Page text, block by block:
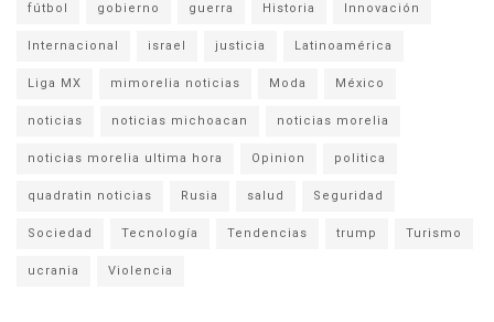
fútbol gobierno guerra Historia Innovación
Internacional israel justicia Latinoamérica
Liga MX mimorelia noticias Moda México
noticias noticias michoacan noticias morelia
noticias morelia ultima hora Opinion politica
quadratin noticias Rusia salud Seguridad
Sociedad Tecnología Tendencias trump Turismo
ucrania Violencia